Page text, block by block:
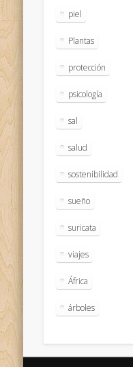
piel
Plantas
protección
psicología
sal
salud
sostenibilidad
sueño
suricata
viajes
África
árboles